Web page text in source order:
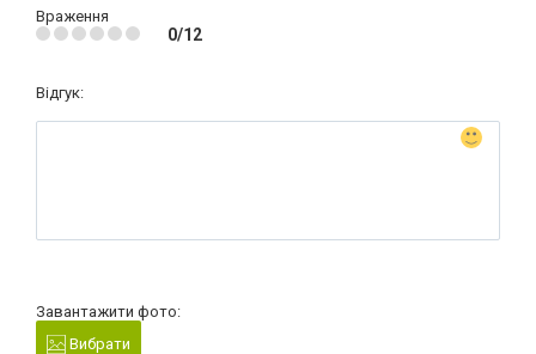
Враження
0/12
Відгук:
Завантажити фото:
Вибрати